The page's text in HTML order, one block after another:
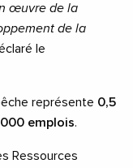
œuvre de la
de la
le
représente 0,5
emplois.
Ressources